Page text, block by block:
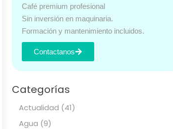
Café premium profesional
Sin inversión en maquinaria.
Formación y mantenimiento incluidos.
Contactanos
Categorías
Actualidad (41)
Agua (9)